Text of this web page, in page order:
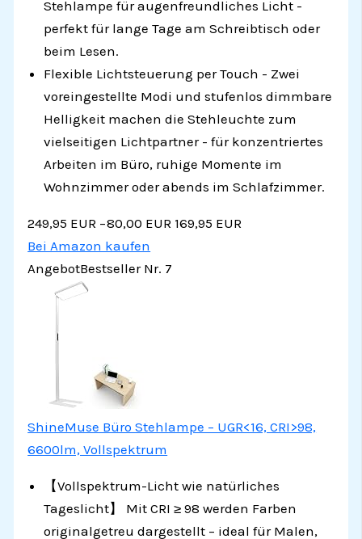
Stehlampe für augenfreundliches Licht -
perfekt für lange Tage am Schreibtisch oder
beim Lesen.
Flexible Lichtsteuerung per Touch - Zwei
voreingestellte Modi und stufenlos dimmbare
Helligkeit machen die Stehleuchte zum
vielseitigen Lichtpartner - für konzentriertes
Arbeiten im Büro, ruhige Momente im
Wohnzimmer oder abends im Schlafzimmer.
249,95 EUR −80,00 EUR 169,95 EUR
Bei Amazon kaufen
AngebotBestseller Nr. 7
ShineMuse Büro Stehlampe – UGR<16, CRI>98,
6600lm, Vollspektrum
【Vollspektrum-Licht wie natürliches
Tageslicht】 Mit CRI ≥ 98 werden Farben
originalgetreu dargestellt – ideal für Malen,